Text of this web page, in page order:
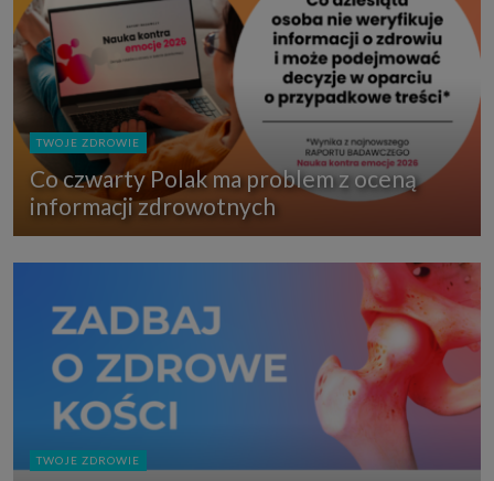
TWOJE ZDROWIE
Co czwarty Polak ma problem z oceną
informacji zdrowotnych
TWOJE ZDROWIE